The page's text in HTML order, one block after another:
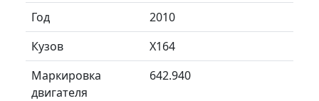
Год
2010
Кузов
X164
Маркировка
двигателя
642.940